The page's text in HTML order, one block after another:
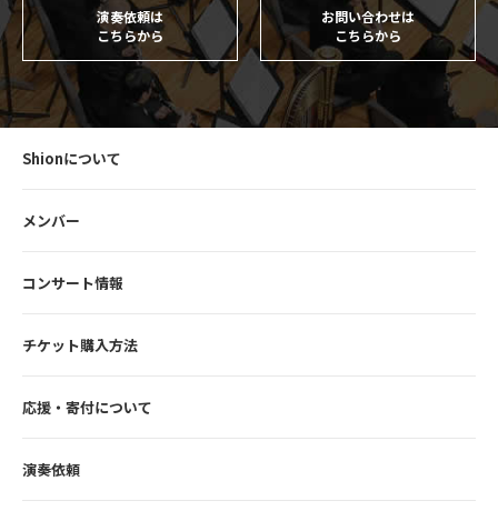
演奏依頼は
こちらから
お問い合わせは
こちらから
Shionについて
メンバー
コンサート情報
チケット購入方法
応援・寄付について
演奏依頼